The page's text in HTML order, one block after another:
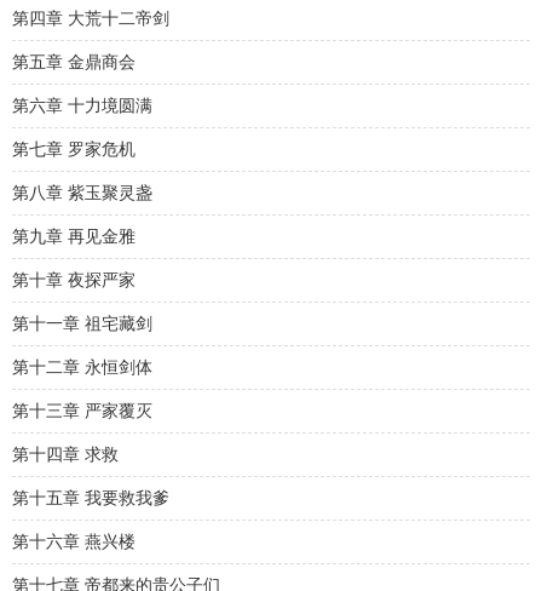
第四章 大荒十二帝剑
第五章 金鼎商会
第六章 十力境圆满
第七章 罗家危机
第八章 紫玉聚灵盏
第九章 再见金雅
第十章 夜探严家
第十一章 祖宅藏剑
第十二章 永恒剑体
第十三章 严家覆灭
第十四章 求救
第十五章 我要救我爹
第十六章 燕兴楼
第十七章 帝都来的贵公子们